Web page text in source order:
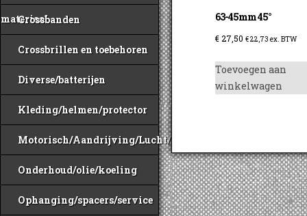
materiaal
Crossbanden
Crossbrillen en toebehoren
Diverse/batterijen
Kleding/helmen/protector
Motorisch/Aandrijving/Lucht/Benzine
Onderhoud/olie/koeling
Ophanging/spacers/service
63-45mm 45°
€27,50 €22,73 ex. BTW
Toevoegen aan
winkelwagen